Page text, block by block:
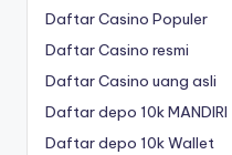
Daftar Casino Populer
Daftar Casino resmi
Daftar Casino uang asli
Daftar depo 10k MANDIRI
Daftar depo 10k Wallet